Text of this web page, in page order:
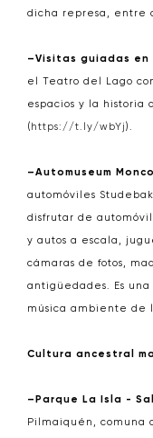
dicha represa, entre
–Visitas guiadas
el Teatro del Lago
espacios y la historia
(https://t.ly/wbYj).
–Automuseum
automóviles
disfrutar de
y autos a escala,
cámaras de fotos,
antigüedades. Es
música ambiente de
Cultura ancestral
–Parque La Isla -
Pilmaiquén, comuna